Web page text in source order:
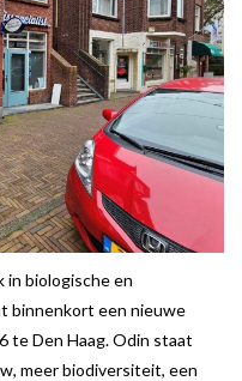
in biologische en
binnenkort een nieuwe
te Den Haag. Odin staat
meer biodiversiteit, een